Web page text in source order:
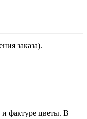
заказа).
фактуре цветы. В